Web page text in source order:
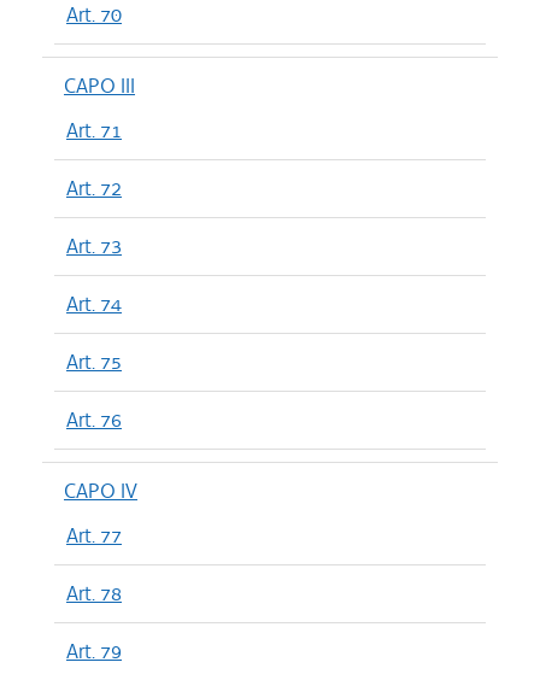
Art. 70
CAPO III
Art. 71
Art. 72
Art. 73
Art. 74
Art. 75
Art. 76
CAPO IV
Art. 77
Art. 78
Art. 79